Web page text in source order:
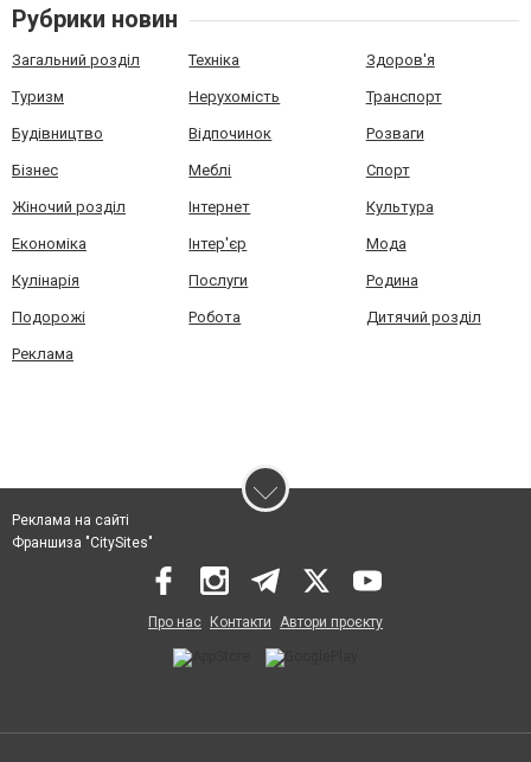
Рубрики новин
Загальний розділ Техніка Здоров'я
Туризм Нерухомість Транспорт
Будівництво Відпочинок Розваги
Бізнес Меблі Спорт
Жіночий розділ Інтернет Культура
Економіка Інтер'єр Мода
Кулінарія Послуги Родина
Подорожі Робота Дитячий розділ
Реклама
Реклама на сайті
Франшиза "CitySites"
Про нас Контакти Автори проєкту